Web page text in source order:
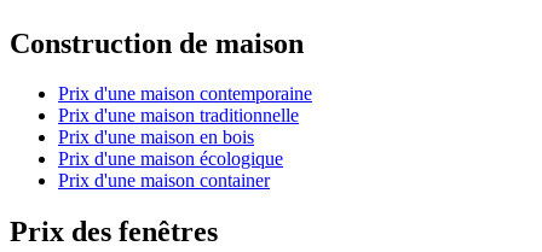
Construction de maison
Prix d'une maison contemporaine
Prix d'une maison traditionnelle
Prix d'une maison en bois
Prix d'une maison écologique
Prix d'une maison container
Prix des fenêtres